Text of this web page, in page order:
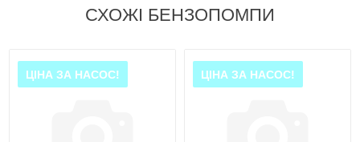
СХОЖІ БЕНЗОПОМПИ
ЦІНА ЗА НАСОС! ЦІНА ЗА НАСОС!